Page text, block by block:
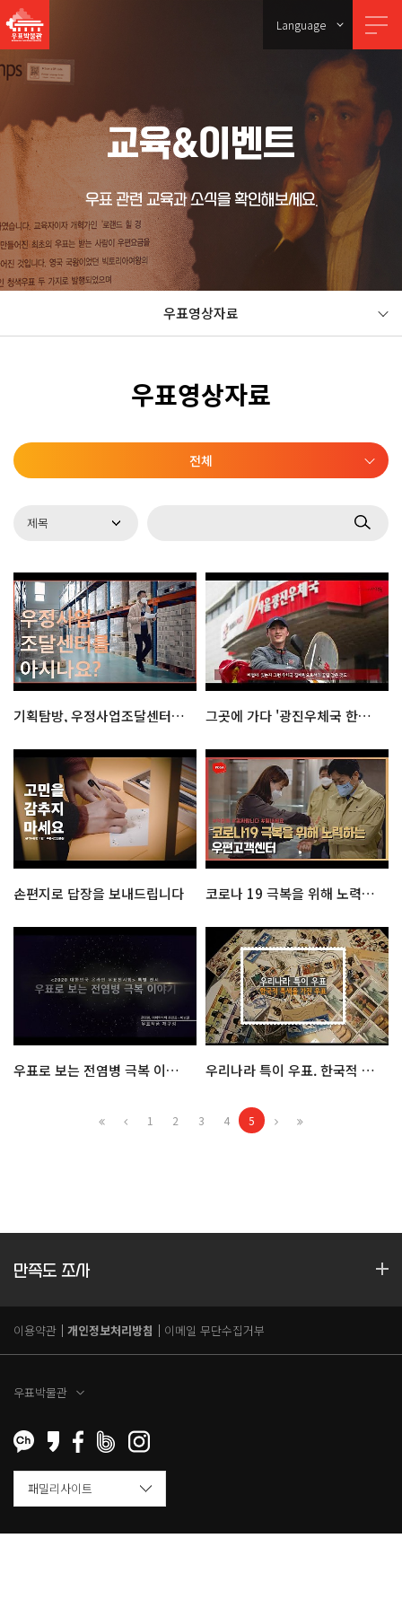
Language
교육&이벤트
우표 관련 교육과 소식을 확인해보세요.
우표영상자료
우표영상자료
전체
기획탐방, 우정사업조달센터를 살펴보다! 그곳에 가다 '광진우체국 한창훈 주무관'
손편지로 답장을 보내드립니다 코로나 19 극복을 위해 노력하는 우편고객센터
우표로 보는 전염병 극복 이야기 우리나라 특이 우표. 한국적 특색을 가진 우표
1 2 3 4 5
만족도 조사
이용약관 개인정보처리방침 이메일 무단수집거부
우표박물관